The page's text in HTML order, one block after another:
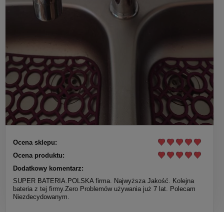
Ocena sklepu:
Ocena produktu:
Dodatkowy komentarz:
SUPER BATERIA.POLSKA firma. Najwyższa Jakość. Kolejna
bateria z tej firmy.Zero Problemów używania już 7 lat. Polecam
Niezdecydowanym.